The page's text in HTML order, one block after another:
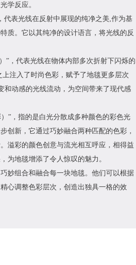
学反应。
代表光线在反射中展现的纯净之美,作为基
质。它以其纯净的设计语言，将光线的反
”，代表光线在物体内部多次折射下闪烁的
注入了时尚色彩，赋予了地毯更多层次
和动感的光线流动，为空间带来了现代感
”，指的是白光分散成多种颜色的彩色光
创新，它通过巧妙融合两种匹配的色彩，
溢彩的颜色创意与流光相互呼应，相得益
为地毯增添了令人惊叹的魅力。
妙组合和融合每一块地毯。他们可以根据
心调整色彩层次，创造出独具一格的效